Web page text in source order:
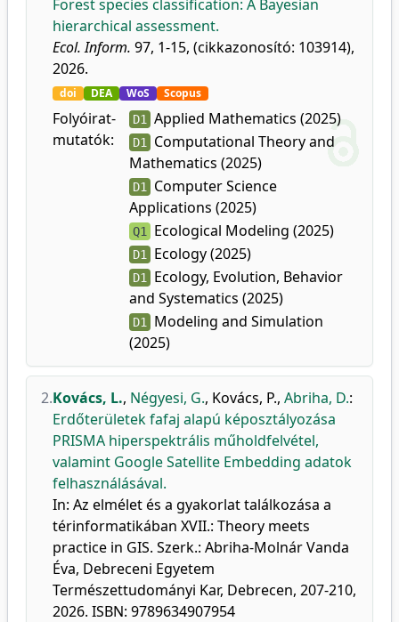
Forest species classification: A Bayesian
hierarchical assessment.
Ecol. Inform. 97, 1-15, (cikkazonosító: 103914),
2026.
doi DEA WoS Scopus
Folyóirat-
mutatók:
D1 Applied Mathematics (2025)
D1
Computational Theory and
Mathematics (2025)
D1
Computer Science
Applications (2025)
Q1 Ecological Modeling (2025)
D1 Ecology (2025)
D1
Ecology, Evolution, Behavior
and Systematics (2025)
D1
Modeling and Simulation
(2025)
2.Kovács, L., Négyesi, G., Kovács, P., Abriha, D.:
Erdőterületek fafaj alapú képosztályozása
PRISMA hiperspektrális műholdfelvétel,
valamint Google Satellite Embedding adatok
felhasználásával.
In: Az elmélet és a gyakorlat találkozása a
térinformatikában XVII.: Theory meets
practice in GIS. Szerk.: Abriha-Molnár Vanda
Éva, Debreceni Egyetem
Természettudományi Kar, Debrecen, 207-210,
2026. ISBN: 9789634907954